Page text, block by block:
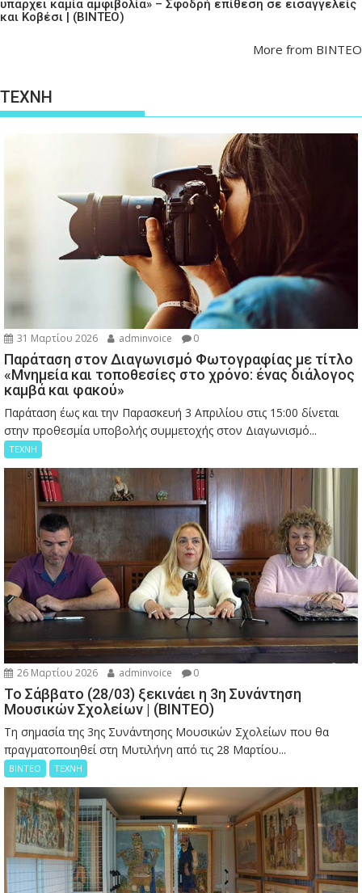
υπάρχει καμία αμφιβολία» – Σφοδρή επίθεση σε εισαγγελείς
και Κοβέσι | (ΒΙΝΤΕΟ)
More from ΒΙΝΤΕΟ
ΤΕΧΝΗ
31 Μαρτίου 2026 adminvoice 0
Παράταση στον Διαγωνισμό Φωτογραφίας με τίτλο
«Μνημεία και τοποθεσίες στο χρόνο: ένας διάλογος
καμβά και φακού»
Παράταση έως και την Παρασκευή 3 Απριλίου στις 15:00 δίνεται
στην προθεσμία υποβολής συμμετοχής στον Διαγωνισμό...
ΤΕΧΝΗ
26 Μαρτίου 2026 adminvoice 0
Το Σάββατο (28/03) ξεκινάει η 3η Συνάντηση
Μουσικών Σχολείων | (ΒΙΝΤΕΟ)
Τη σημασία της 3ης Συνάντησης Μουσικών Σχολείων που θα
πραγματοποιηθεί στη Μυτιλήνη από τις 28 Μαρτίου...
ΒΙΝΤΕΟ ΤΕΧΝΗ